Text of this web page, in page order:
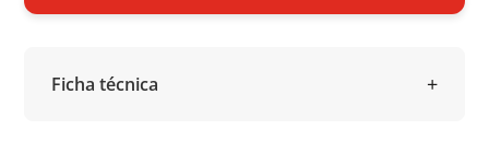
Ficha técnica